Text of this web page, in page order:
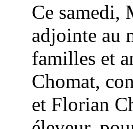
Ce samedi,
adjointe au
familles et
Chomat,
et Florian